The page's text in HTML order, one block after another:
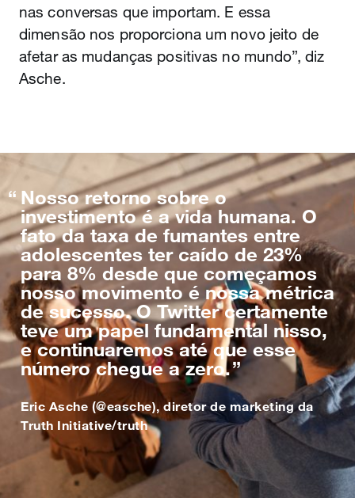
nas conversas que importam. E essa
dimensão nos proporciona um novo jeito de
afetar as mudanças positivas no mundo”, diz
Asche.
Nosso retorno sobre o
investimento é a vida humana. O
fato da taxa de fumantes entre
adolescentes ter caído de 23%
para 8% desde que começamos
nosso movimento é nossa métrica
de sucesso. O Twitter certamente
teve um papel fundamental nisso,
e continuaremos até que esse
número chegue a zero.
Eric Asche (@easche), diretor de marketing da
Truth Initiative/truth